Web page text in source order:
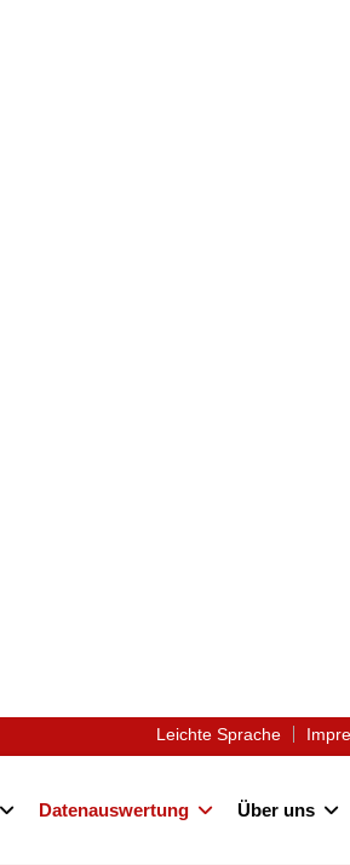
Leichte Sprache
Datenauswertung Über uns